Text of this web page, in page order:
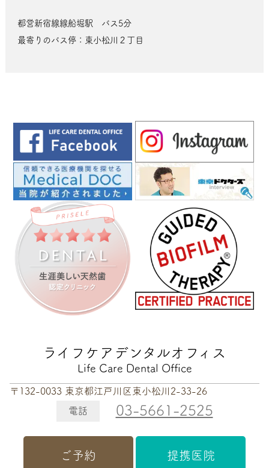
都営新宿線線船堀駅 バス5分
最寄りのバス停：東小松川２丁目
ライフケアデンタルオフィス
Life Care Dental Office
〒132-0033 東京都江戸川区東小松川2-33-26
電話 03-5661-2525
ご予約
提携医院